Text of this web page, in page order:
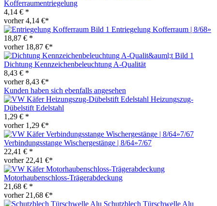
Kofferraumentriegelung
4,14 € *
vorher 4,14 €*
Entriegelung Kofferraum | 8/68»
18,87 € *
vorher 18,87 €*
Dichtung Kennzeichenbeleuchtung A-Qualität
8,43 € *
vorher 8,43 €*
Kunden haben sich ebenfalls angesehen
Heizungszug-
Dübelstift Edelstahl
1,29 € *
vorher 1,29 €*
Verbindungsstange Wischergestänge | 8/64»7/67
22,41 € *
vorher 22,41 €*
Motorhaubenschloss-Trägerabdeckung
21,68 € *
vorher 21,68 €*
Schutzblech Türschwelle Alu